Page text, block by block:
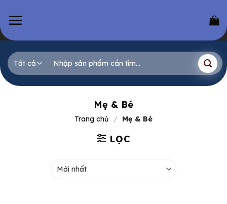
content
kiếm:
Mẹ & Bé
Trang chủ / Mẹ & Bé
LỌC